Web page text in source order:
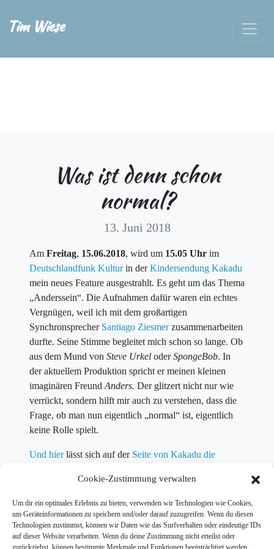
Cookie-Zustimmung verwalten
Um dir ein optimales Erlebnis zu bieten, verwenden wir Technologien wie Cookies,
um Geräteinformationen zu speichern und/oder darauf zuzugreifen. Wenn du diesen
Technologien zustimmst, können wir Daten wie das Surfverhalten oder eindeutige IDs
auf dieser Website verarbeiten. Wenn du deine Zustimmung nicht erteilst oder
zurückziehst, können bestimmte Merkmale und Funktionen beeinträchtigt werden.
Tim Wiese
Was ist denn schon
normal?
13. Juni 2018
Am Freitag, 15.06.2018, wird um 15.05 Uhr im
Deutschlandfunk Kulturin derKindersendung Kakadu
mein neues Feature ausgestrahlt. Es geht um das Thema
„Anderssein“. Die Aufnahmen dafür waren ein echtes
Vergnügen, weil ich mit dem großartigen
Synchronsprecher Santiago Ziesmerzusammenarbeiten
durfte. Seine Stimme begleitet mich schon so lange. Ob
aus dem Mund von Steve Urkel oderSpongeBob. In
der aktuellem Produktion spricht er meinen kleinen
imaginären Freund Anders. Der glitzert nicht nur wie
verrückt, sondern hilft mir auch zu verstehen, dass die
Frage, ob man nun eigentlich „normal“ ist, eigentlich
keine Rolle spielt.
Und hierlässt sich auf der Seite von Kakadu die